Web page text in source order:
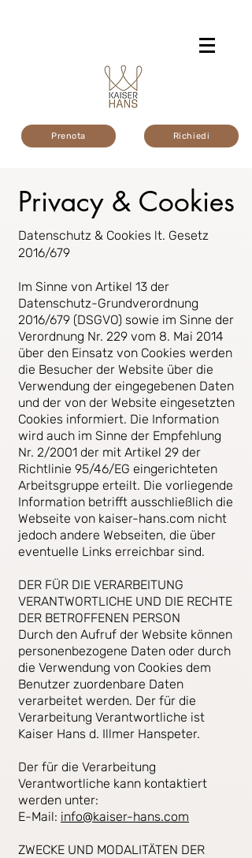
Prenota Richiedi
Privacy & Cookies
Datenschutz & Cookies lt. Gesetz
2016/679
Im Sinne von Artikel 13 der
Datenschutz-Grundverordnung
2016/679 (DSGVO) sowie im Sinne der
Verordnung Nr. 229 vom 8. Mai 2014
über den Einsatz von Cookies werden
die Besucher der Website über die
Verwendung der eingegebenen Daten
und der von der Website eingesetzten
Cookies informiert. Die Information
wird auch im Sinne der Empfehlung
Nr. 2/2001 der mit Artikel 29 der
Richtlinie 95/46/EG eingerichteten
Arbeitsgruppe erteilt. Die vorliegende
Information betrifft ausschließlich die
Webseite von kaiser-hans.com nicht
jedoch andere Webseiten, die über
eventuelle Links erreichbar sind.
DER FÜR DIE VERARBEITUNG
VERANTWORTLICHE UND DIE RECHTE
DER BETROFFENEN PERSON
Durch den Aufruf der Website können
personenbezogene Daten oder durch
die Verwendung von Cookies dem
Benutzer zuordenbare Daten
verarbeitet werden. Der für die
Verarbeitung Verantwortliche ist
Kaiser Hans d. Illmer Hanspeter.
Der für die Verarbeitung
Verantwortliche kann kontaktiert
werden unter:
E-Mail: info@kaiser-hans.com
ZWECKE UND MODALITÄTEN DER